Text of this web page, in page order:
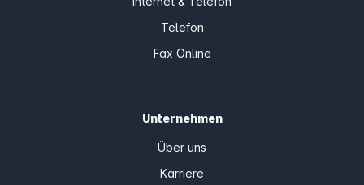
Privatkunden
030 / 80 95 10 50
Mo.–Fr. 8–20 Uhr
Sa. 9–18 Uhr